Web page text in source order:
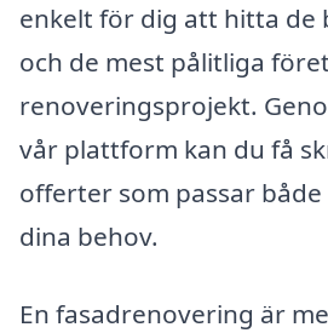
enkelt för dig att hitta de
och de mest pålitliga
renoveringsprojekt.
vår plattform kan du få
offerter som passar
dina behov.
En fasadrenovering är